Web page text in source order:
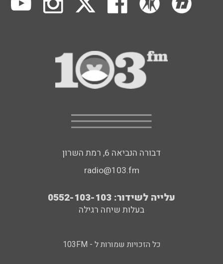
דבורה הנביאה 6, רמת השרון
radio@103.fm
עלייה לשידור: 0552-103-103
בעלות שיחה רגילה
כל הזכויות שמורות ל - 103FM